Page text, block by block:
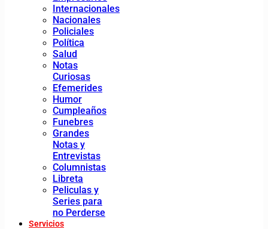
Internacionales
Nacionales
Policiales
Política
Salud
Notas
Curiosas
Efemerides
Humor
Cumpleaños
Funebres
Grandes
Notas y
Entrevistas
Columnistas
Libreta
Peliculas y
Series para
no Perderse
Servicios